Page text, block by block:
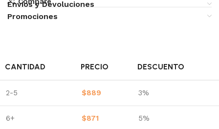
Envíos y Devoluciones
Promociones
CANTIDAD PRECIO DESCUENTO
2-5 $889 3%
6+ $871 5%